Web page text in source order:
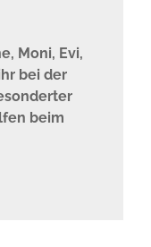
Moni, Evi,
bei der
beim